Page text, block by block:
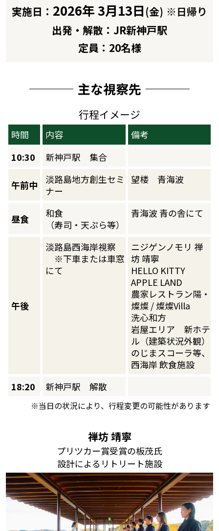
実施日： 2026年 3月13日 (金) ※日帰り
出発・解散 ：JR新神戸駅
定員 ：20名様
主な視察先
行程イメージ
時間 内容
備考
10:30
新神戸駅 集合
午前中
淡路島地方創生セミ
ナー
望楼 青海波
昼食
和食
（寿司・天ぷら等）
青海波 青の舎にて
午後
淡路島西海岸視察
※下車または車窓
にて
ニジゲンノモリ 禅
坊 靖寧
HELLO KITTY
APPLE LAND
農家レストラン陽・
燦燦 / 燦燦Villa
洗心和方
岩屋エリア 新ホテ
ル（建築状況外観）
のじまスコーラ等、
西海岸 飲食施設
18:20
新神戸駅 解散
※当日の状況により、行程変更の可能性があります
禅坊 靖寧
プリツカー賞受賞の板茂氏
設計によるリトリート施設